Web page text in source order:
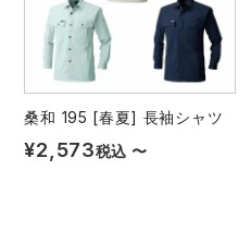
桑和 195 [春夏] 長袖シャツ
¥2,573税込 〜